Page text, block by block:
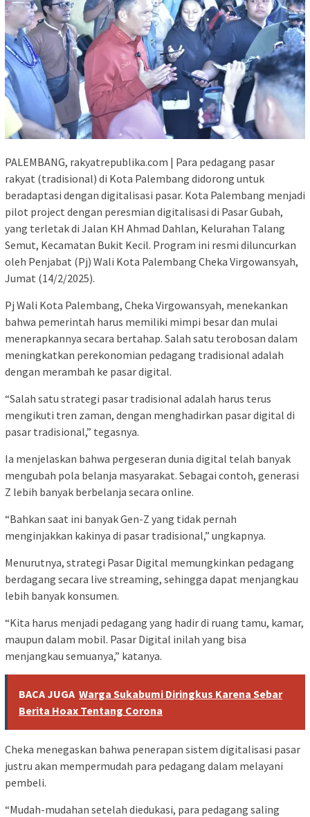
PALEMBANG, rakyatrepublika.com | Para pedagang pasar
rakyat (tradisional) di Kota Palembang didorong untuk
beradaptasi dengan digitalisasi pasar. Kota Palembang menjadi
pilot project dengan peresmian digitalisasi di Pasar Gubah,
yang terletak di Jalan KH Ahmad Dahlan, Kelurahan Talang
Semut, Kecamatan Bukit Kecil. Program ini resmi diluncurkan
oleh Penjabat (Pj) Wali Kota Palembang Cheka Virgowansyah,
Jumat (14/2/2025).
Pj Wali Kota Palembang, Cheka Virgowansyah, menekankan
bahwa pemerintah harus memiliki mimpi besar dan mulai
menerapkannya secara bertahap. Salah satu terobosan dalam
meningkatkan perekonomian pedagang tradisional adalah
dengan merambah ke pasar digital.
“Salah satu strategi pasar tradisional adalah harus terus
mengikuti tren zaman, dengan menghadirkan pasar digital di
pasar tradisional,” tegasnya.
Ia menjelaskan bahwa pergeseran dunia digital telah banyak
mengubah pola belanja masyarakat. Sebagai contoh, generasi
Z lebih banyak berbelanja secara online.
“Bahkan saat ini banyak Gen-Z yang tidak pernah
menginjakkan kakinya di pasar tradisional,” ungkapnya.
Menurutnya, strategi Pasar Digital memungkinkan pedagang
berdagang secara live streaming, sehingga dapat menjangkau
lebih banyak konsumen.
“Kita harus menjadi pedagang yang hadir di ruang tamu, kamar,
maupun dalam mobil. Pasar Digital inilah yang bisa
menjangkau semuanya,” katanya.
BACA JUGA Warga Sukabumi Diringkus Karena Sebar
Berita Hoax Tentang Corona
Cheka menegaskan bahwa penerapan sistem digitalisasi pasar
justru akan mempermudah para pedagang dalam melayani
pembeli.
“Mudah-mudahan setelah diedukasi, para pedagang saling